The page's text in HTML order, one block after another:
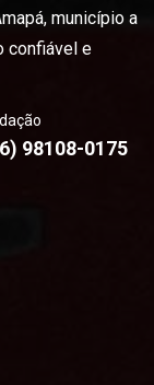
município a
confiável e
98108-0175